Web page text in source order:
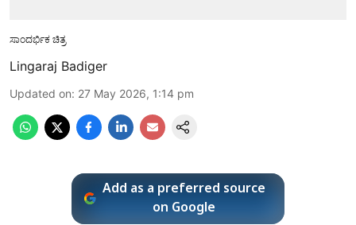
ಸಾಂದರ್ಭಿಕ ಚಿತ್ರ
Lingaraj Badiger
Updated on: 27 May 2026, 1:14 pm
Add as a preferred source
on Google